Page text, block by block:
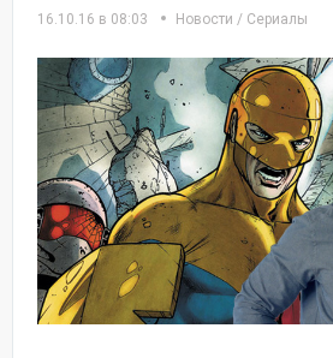
16.10.16 в 08:03 Новости / Сериалы